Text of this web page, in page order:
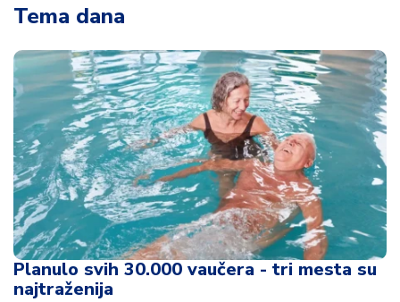
Tema dana
Planulo svih 30.000 vaučera - tri mesta su
najtraženija